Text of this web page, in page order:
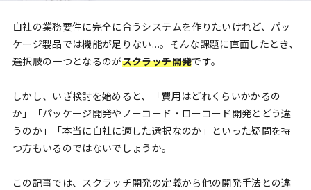
自社の業務要件に完全に合うシステムを作りたいけれど、パッ
ケージ製品では機能が足りない…。そんな課題に直面したとき、
選択肢の一つとなるのがスクラッチ開発です。
しかし、いざ検討を始めると、「費用はどれくらいかかるの
か」「パッケージ開発やノーコード・ローコード開発とどう違
うのか」「本当に自社に適した選択なのか」といった疑問を持
つ方もいるのではないでしょうか。
この記事では、スクラッチ開発の定義から他の開発手法との違